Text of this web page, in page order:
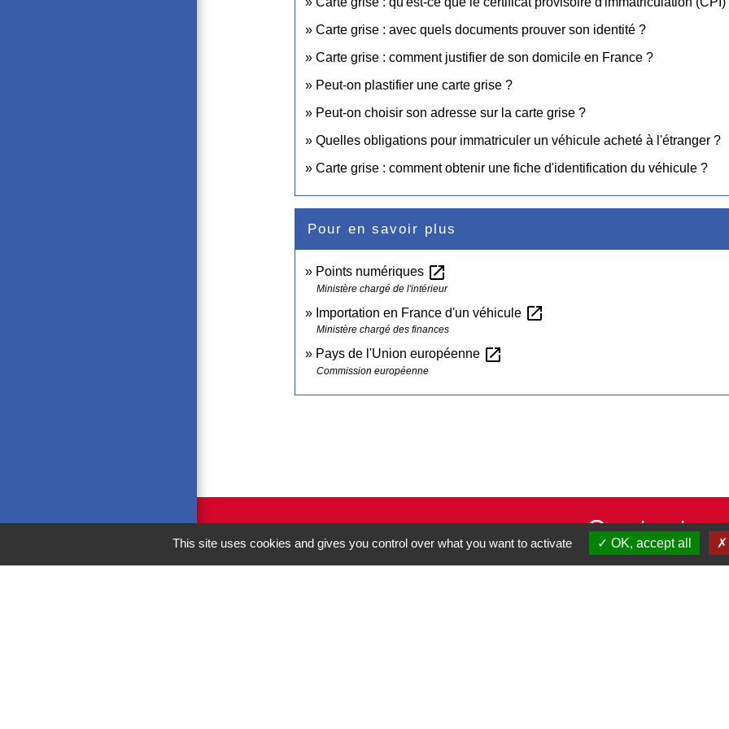
Carte grise : avec quels documents prouver son identité ?
Carte grise : comment justifier de son domicile en France ?
Peut-on plastifier une carte grise ?
Peut-on choisir son adresse sur la carte grise ?
Quelles obligations pour immatriculer un véhicule acheté à l'étranger ?
Carte grise : comment obtenir une fiche d'identification du véhicule ?
Pour en savoir plus
Points numériques open_in_new
Ministère chargé de l'intérieur
Importation en France d'un véhicule open_in_new
Ministère chargé des finances
Pays de l'Union européenne open_in_new
Commission européenne
Contacts
This site uses cookies and gives you control over what you want to activate OK, accept all